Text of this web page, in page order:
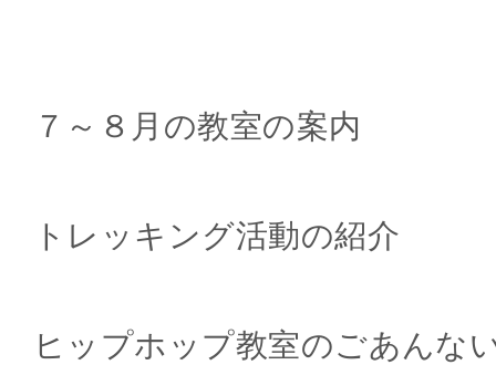
７～８月の教室の案内
トレッキング活動の紹介
ヒップホップ教室のごあんな